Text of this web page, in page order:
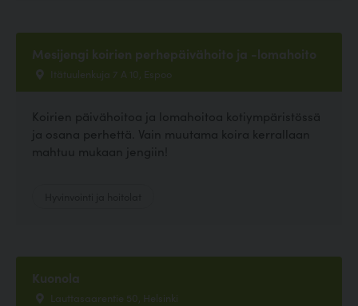
Mesijengi koirien perhepäivähoito ja -lomahoito
Itätuulenkuja 7 A 10, Espoo
Koirien päivähoitoa ja lomahoitoa kotiympäristössä
ja osana perhettä. Vain muutama koira kerrallaan
mahtuu mukaan jengiin!
Kuonola
Lauttasaarentie 50, Helsinki